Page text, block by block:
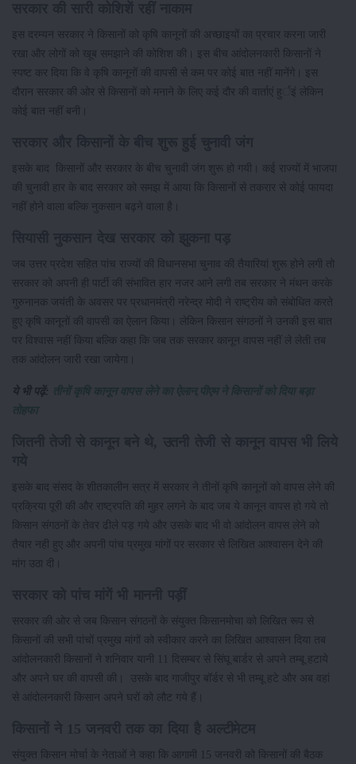
इस दरम्यन सरकार ने किसानों को कृषि कानूनों की अच्छाइयों का प्रचार करना जारी
रखा और लोगों को खूब समझाने की कोशिश की। इस बीच आंदोलनकारी किसानों ने
स्पष्ट कर दिया कि वे कृषि कानूनों की वापसी से कम पर कोई बात नहीं मानेंगे। इस
दौरान सरकार की ओर से किसानों को मनाने के लिए कई दौर की वार्ताएं हुर्इं लेकिन
कोई बात नहीं बनी।
इसके बाद किसानों और सरकार के बीच चुनावी जंग शुरू हो गयी। कई राज्यों में भाजपा
की चुनावी हार के बाद सरकार को समझ में आया कि किसानों से तकरार से कोई फायदा
नहीं होने वाला बल्कि नुकसान बढ़ने वाला है।
जब उत्तर प्रदेश सहित पांच राज्यों की विधानसभा चुनाव की तैयारियां शुरू होने लगी तो
सरकार को अपनी ही पार्टी की संभावित हार नजर आने लगी तब सरकार ने मंथन करके
गुरुनानक जयंती के अवसर पर प्रधानमंत्री नरेन्द्र मोदी ने राष्ट्रीय को संबोधित करते
हुए कृषि कानूनों की वापसी का ऐलान किया। लेकिन किसान संगठनों ने उनकी इस बात
पर विश्वास नहीं किया बल्कि कहा कि जब तक सरकार कानून वापस नहीं ले लेती तब
तक आंदोलन जारी रखा जायेगा।
ये भी पढ़ें: तीनों कृषि कानून वापस लेने का ऐलान,पीएम ने किसानों को दिया बड़ा
तोहफा
इसके बाद संसद के शीतकालीन सत्र में सरकार ने तीनों कृषि कानूनों को वापस लेने की
प्रक्रिया पूरी की और राष्ट्रपति की मुहर लगने के बाद जब ये कानून वापस हो गये तो
किसान संगठनों के तेवर ढीले पड़ गये और उसके बाद भी वो आंदोलन वापस लेने को
तैयार नही हुए और अपनी पांच प्रमुख मांगों पर सरकार से लिखित आश्वासन देने की
मांग उठा दी।
सरकार की ओर से जब किसान संगठनों के संयुक्त किसानमोचा को लिखित रूप से
किसानों की सभी पांचों प्रमुख मांगों को स्वीकार करने का लिखित आश्वासन दिया तब
आंदोलनकारी किसानों ने शनिवार यानी 11 दिसम्बर से सिंघू बार्डर से अपने तम्बू हटाये
और अपने घर की वापसी की। उसके बाद गाजीपुर बॉर्डर से भी तम्बू हटे और अब वहां
से आंदोलनकारी किसान अपने घरों को लौट गये हैं।
संयुक्त किसान मोर्चा के नेताओं ने कहा कि आगामी 15 जनवरी को किसानों की बैठक